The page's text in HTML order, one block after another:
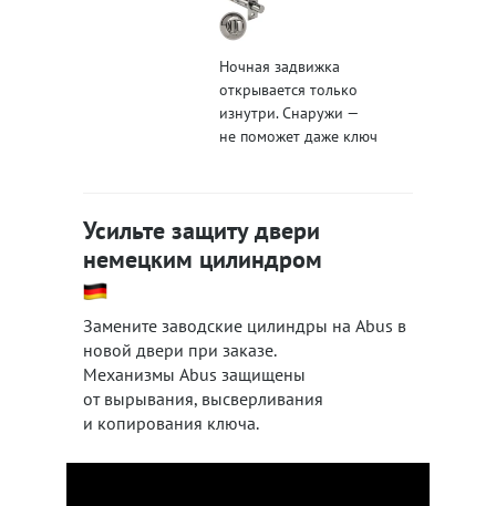
Ночная задвижка
открывается только
изнутри. Снаружи —
не поможет даже ключ
Усильте защиту двери
немецким цилиндром
Замените заводские цилиндры на Abus в
новой двери при заказе.
Механизмы Abus защищены
от вырывания, высверливания
и копирования ключа.